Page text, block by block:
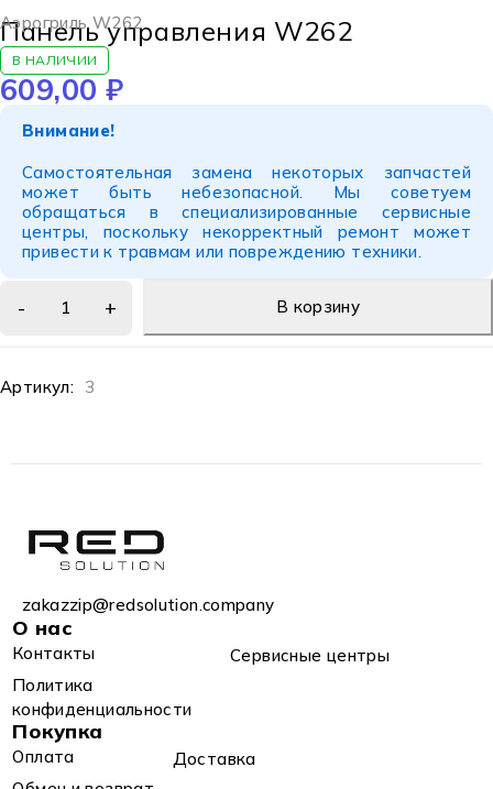
Аэрогриль W262
Панель управления W262
В НАЛИЧИИ
609,00 ₽
Внимание!
Самостоятельная замена некоторых запчастей
может быть небезопасной. Мы советуем
обращаться в специализированные сервисные
центры, поскольку некорректный ремонт может
привести к травмам или повреждению техники.
В корзину
Артикул: 3
zakazzip@redsolution.company
О нас
Контакты
Сервисные центры
Политика
конфиденциальности
Покупка
Оплата
Доставка